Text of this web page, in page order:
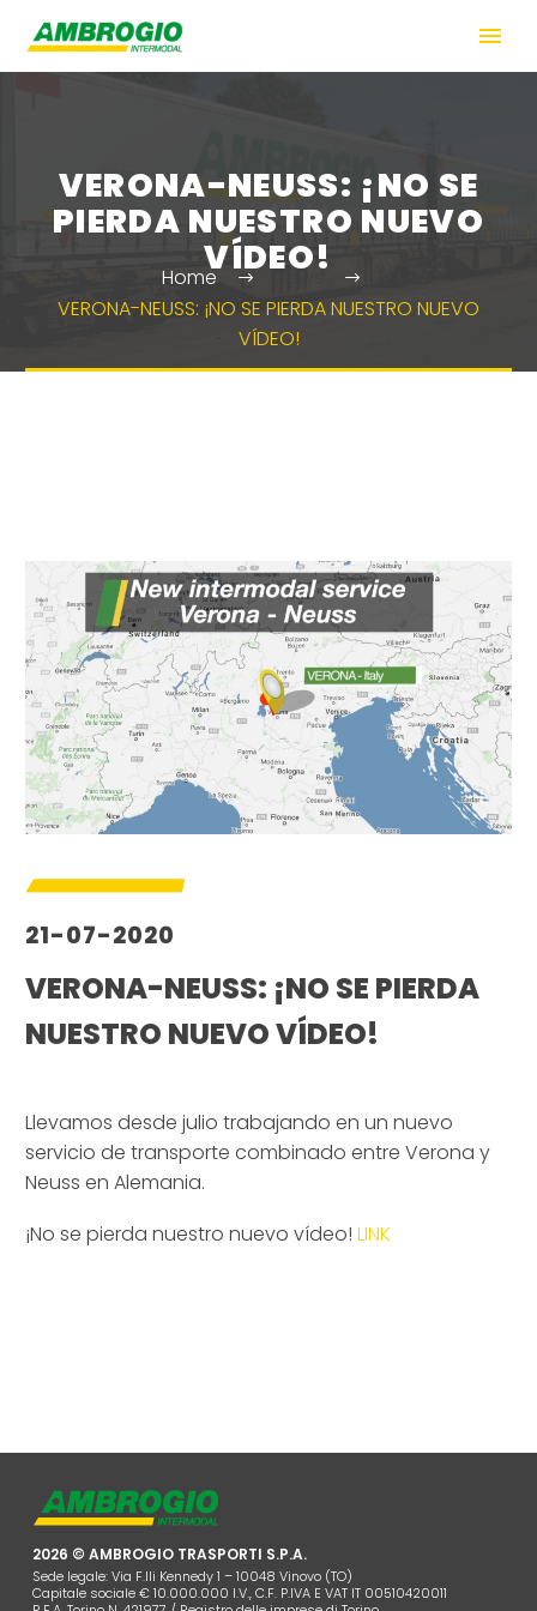
VERONA-NEUSS: ¡NO SE
PIERDA NUESTRO NUEVO
VÍDEO!
Home
News
VERONA-NEUSS: ¡NO SE PIERDA NUESTRO NUEVO
VÍDEO!
21-07-2020
VERONA-NEUSS: ¡NO SE PIERDA
NUESTRO NUEVO VÍDEO!
Llevamos desde julio trabajando en un nuevo
servicio de transporte combinado entre Verona y
Neuss en Alemania.
¡No se pierda nuestro nuevo vídeo! LINK
2026 © AMBROGIO TRASPORTI S.P.A.
Sede legale: Via F.lli Kennedy 1 – 10048 Vinovo (TO)
Capitale sociale € 10.000.000 I.V., C.F. P.IVA E VAT IT 00510420011